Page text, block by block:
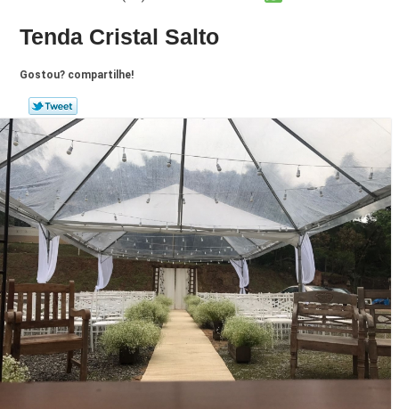
Tenda Cristal Salto
Gostou? compartilhe!